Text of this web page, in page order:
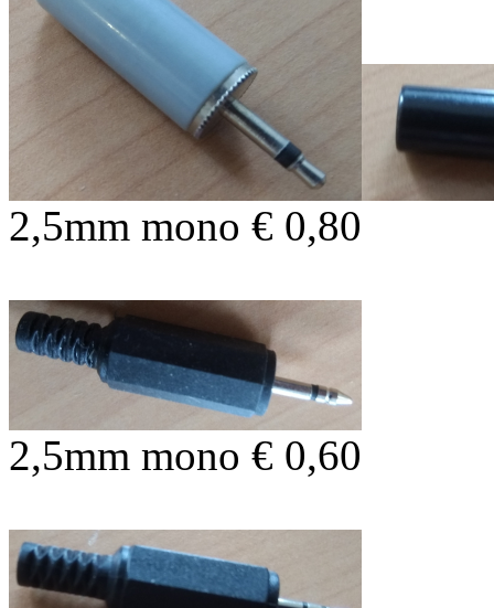
2,5mm mono € 0,80
2,5mm mono € 0,60